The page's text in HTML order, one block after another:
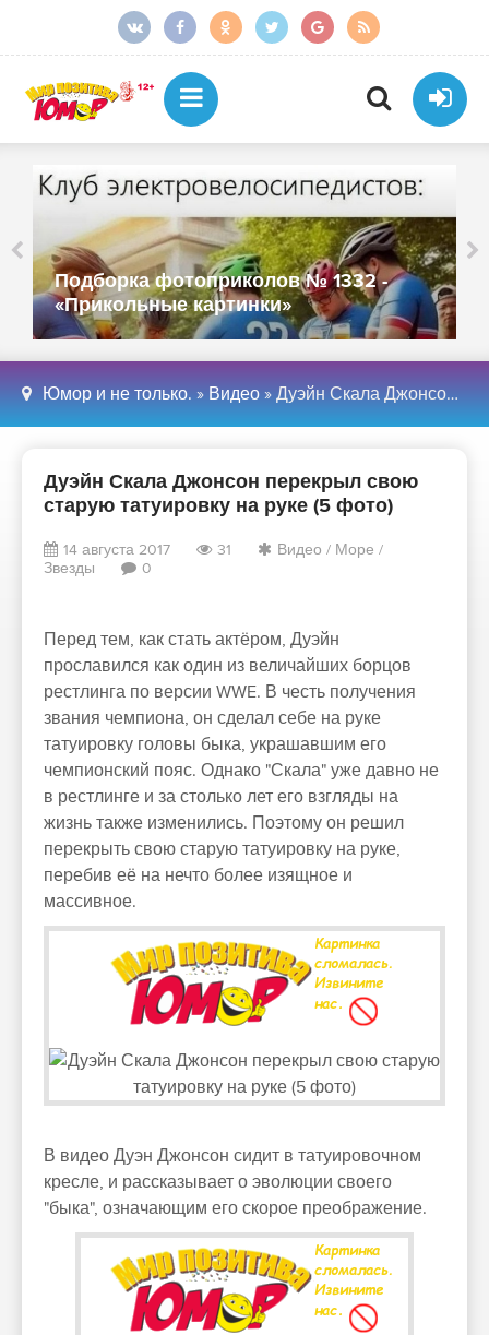
Подборка фотоприколов № 1331 -
«Прикольные картинки»
Юмор и не только. » Видео » Дуэйн Скала Джонсон перекрыл свою старую татуировку на руке (5 фото)
Дуэйн Скала Джонсон перекрыл свою
старую татуировку на руке (5 фото)
14 августа 2017 31 Видео / Море /
Звезды
0
Перед тем, как стать актёром, Дуэйн
прославился как один из величайших борцов
рестлинга по версии WWE. В честь получения
звания чемпиона, он сделал себе на руке
татуировку головы быка, украшавшим его
чемпионский пояс. Однако "Скала" уже давно не
в рестлинге и за столько лет его взгляды на
жизнь также изменились. Поэтому он решил
перекрыть свою старую татуировку на руке,
перебив её на нечто более изящное и
массивное.
В видео Дуэн Джонсон сидит в татуировочном
кресле, и рассказывает о эволюции своего
"быка", означающим его скорое преображение.